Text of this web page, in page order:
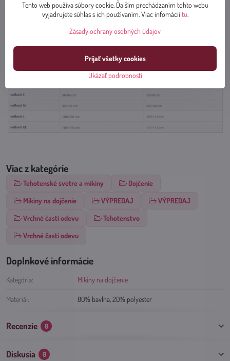
Starostlivosť:Šetrné pranie v práčke na 30°C. Prať a žehliť obrátené
naruby. Nesušiť v sušičke.
Rozmery:
Viac z kategórie
Tehotenské svetre a mikiny
Dojčenie
Mikiny na dojčenie
VÝPREDAJ
VÝPREDAJ
Vrchné časti odevu
Tehotenstvo
Vrchné časti odevu
Doplnkové informácie
Kategória: Mikiny na dojčenie
Materiál: 80% bavlna, 20% polyester
Recenzie 0
Diskusia 0
Tento web používa súbory cookie. Ďalším prechádzaním tohto webu
vyjadrujete súhlas s ich používaním. Viac infomáciítu.
Zásady ochrany osobných údajov
Ukázať podrobnosti
Prijať všetky cookies